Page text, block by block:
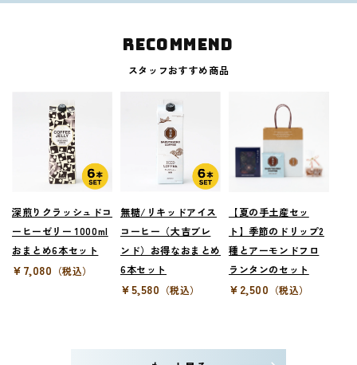
Recommend
スタッフおすすめ商品
深煎りクラッシュドコ
ーヒーゼリー 1000ml
おまとめ6本セット
¥7,080 （税込）
無糖/リキッドアイス
コーヒー（大吉ブレ
ンド）お得なおまとめ
6本セット
¥5,580 （税込）
【夏の手土産セッ
ト】季節のドリップ2
種とアーモンドフロ
ランタンのセット
¥2,500 （税込）